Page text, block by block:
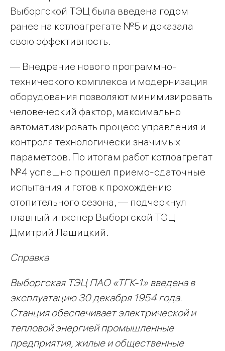
Выборгской ТЭЦ была введена годом
ранее на котлоагрегате №5 и доказала
свою эффективность.
— Внедрение нового программно-
технического комплекса и модернизация
оборудования позволяют минимизировать
человеческий фактор, максимально
автоматизировать процесс управления и
контроля технологически значимых
параметров. По итогам работ котлоагрегат
№4 успешно прошел приемо-сдаточные
испытания и готов к прохождению
отопительного сезона, — подчеркнул
главный инженер Выборгской ТЭЦ
Дмитрий Лашицкий.
Справка
Выборгская ТЭЦ ПАО «ТГК-1» введена в
эксплуатацию 30 декабря 1954 года.
Станция обеспечивает электрической и
тепловой энергией промышленные
предприятия, жилые и общественные